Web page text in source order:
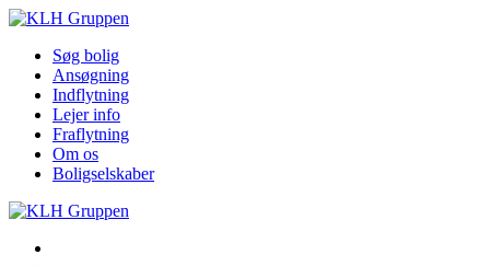
Søg bolig
Ansøgning
Indflytning
Lejer info
Fraflytning
Om os
Boligselskaber